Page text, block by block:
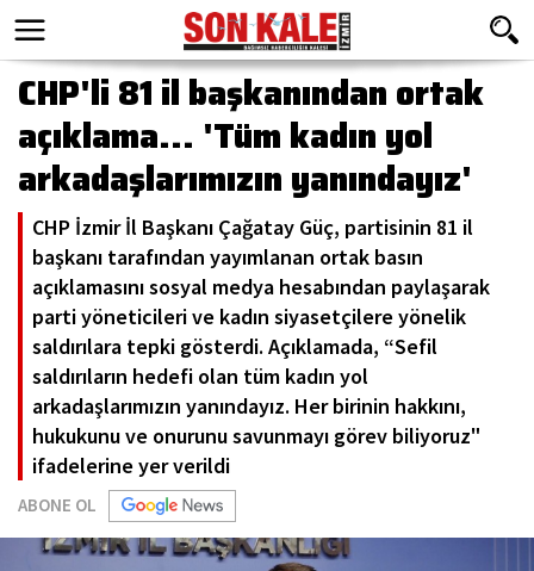
CHP'li 81 il başkanından ortak
açıklama... 'Tüm kadın yol
arkadaşlarımızın yanındayız'
CHP İzmir İl Başkanı Çağatay Güç, partisinin 81 il
başkanı tarafından yayımlanan ortak basın
açıklamasını sosyal medya hesabından paylaşarak
parti yöneticileri ve kadın siyasetçilere yönelik
saldırılara tepki gösterdi. Açıklamada, “Sefil
saldırıların hedefi olan tüm kadın yol
arkadaşlarımızın yanındayız. Her birinin hakkını,
hukukunu ve onurunu savunmayı görev biliyoruz"
ifadelerine yer verildi
ABONE OL